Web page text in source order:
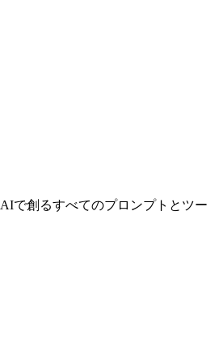
AIで創るすべてのプロンプトとツー